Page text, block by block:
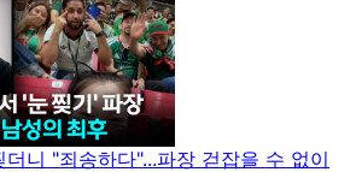
니 "죄송하다"...파장 걷잡을 수 없이